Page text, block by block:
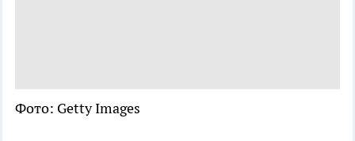
Фото: Getty Images